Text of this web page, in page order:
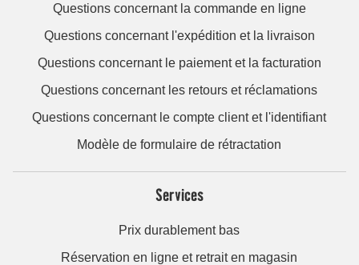
Questions concernant la commande en ligne
Questions concernant l'expédition et la livraison
Questions concernant le paiement et la facturation
Questions concernant les retours et réclamations
Questions concernant le compte client et l'identifiant
Modèle de formulaire de rétractation
Services
Prix durablement bas
Réservation en ligne et retrait en magasin